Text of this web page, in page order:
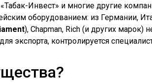
Инвест» и многие другие
оборудованием: из Германии,
), Chapman, Rich (и других марок)
экспорта, контролируется